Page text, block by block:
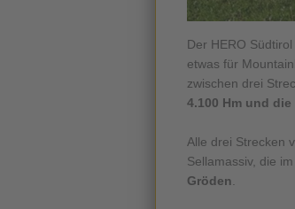
Der HERO
etwas für
zwischen drei
4.100 Hm und die
Alle drei Strecken
Sellamassiv, die
Gröden